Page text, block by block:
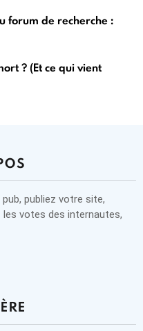
forum de recherche :
? (Et ce qui vient
publiez votre site,
les votes des internautes,